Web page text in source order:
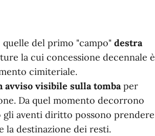
del primo "campo" destra
la cui concessione decennale è
cimiteriale.
avviso visibile sulla tombaper
Da quel momento decorrono
aventi diritto possono prendere
destinazione dei resti.